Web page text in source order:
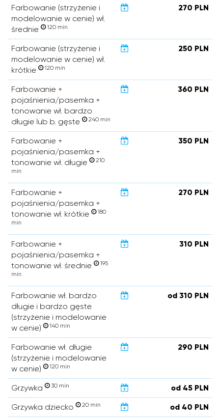
Farbowanie (strzyżenie i
modelowanie w cenie) wł.
średnie
120 min
270 PLN
Farbowanie (strzyżenie i
modelowanie w cenie) wł.
krótkie
120 min
250 PLN
Farbowanie +
pojaśnienia/pasemka +
tonowanie wł. bardzo
długie lub b. gęste
240 min
360 PLN
Farbowanie +
pojaśnienia/pasemka +
tonowanie wł. długie
210
min
350 PLN
Farbowanie +
pojaśnienia/pasemka +
tonowanie wł. krótkie
180
min
270 PLN
Farbowanie +
pojaśnienia/pasemka +
tonowanie wł. średnie
195
min
310 PLN
Farbowanie wł. bardzo
długie i bardzo gęste
(strzyżenie i modelowanie
w cenie)
140 min
od 310 PLN
Farbowanie wł. długie
(strzyżenie i modelowanie
w cenie)
120 min
290 PLN
Grzywka 30 min od 45 PLN
Grzywka dziecko 20 min od 40 PLN